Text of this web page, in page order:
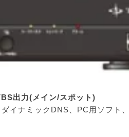
出力(メイン/スポット)
イナミックDNS、PC用ソフト